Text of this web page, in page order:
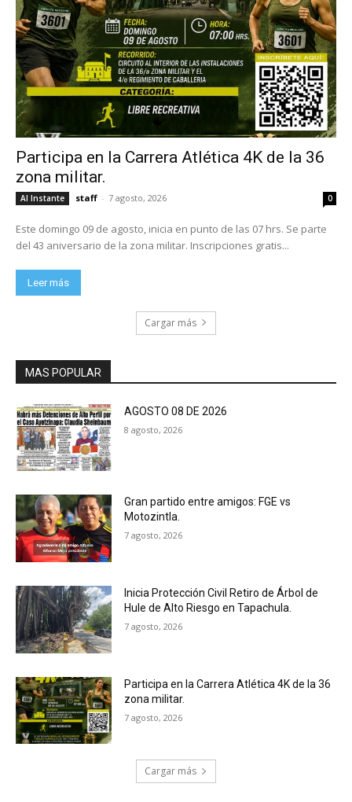
Participa en la Carrera Atlética 4K de la 36
zona militar.
Al Instante staff - 7 agosto, 2026 0
Este domingo 09 de agosto, inicia en punto de las 07 hrs. Se parte
del 43 aniversario de la zona militar. Inscripciones gratis...
Leer más
Cargar más
MAS POPULAR
AGOSTO 08 DE 2026
8 agosto, 2026
Gran partido entre amigos: FGE vs
Motozintla.
7 agosto, 2026
Inicia Protección Civil Retiro de Árbol de
Hule de Alto Riesgo en Tapachula.
7 agosto, 2026
Participa en la Carrera Atlética 4K de la 36
zona militar.
7 agosto, 2026
Cargar más